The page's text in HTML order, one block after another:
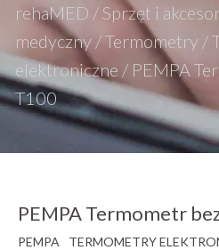
rehaMED / Sprzęt i
medyczny /Termometry /
elektroniczne / PEMPA
T100
PEMPA Termometr
PEMPA TERMOMETRY